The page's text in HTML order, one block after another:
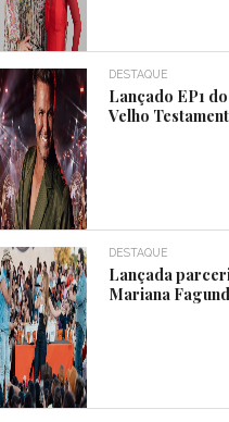
DESTAQUE
Lançado EP1
Velho
DESTAQUE
Lançada
Mariana